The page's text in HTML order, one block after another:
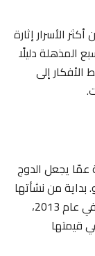
الأسرار إثارة
المذهلة دليلًا
الأفكار إلى
عمّا يجعل الدوج
بداية من نشأتها
كمزحة على يد بيلي ماركوس وجاكسون بالمر في عام 2013،
قيمتها